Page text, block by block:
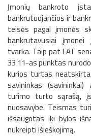
Įmonių bankroto
bankrutuojančios ir
teisės pagal įmonės
bankrutavusiai
tvarka. Taip pat LAT
33 11-as punktas
kurios turtas
savininkas
turimo turto sąrašą,
nuosavybe. Teismas
išsaugotas iki bylos
nukreipti išieškojimą.